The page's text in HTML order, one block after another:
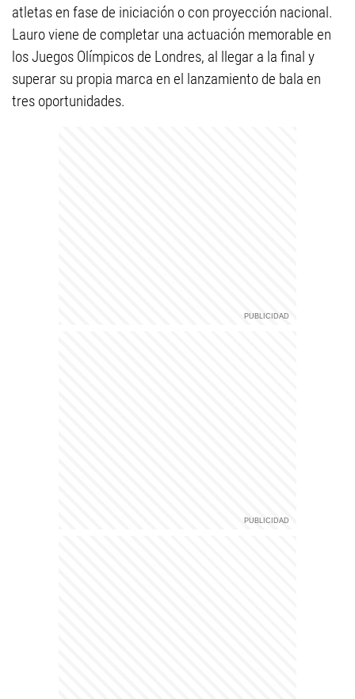
atletas en fase de iniciación o con proyección nacional.
Lauro viene de completar una actuación memorable en
los Juegos Olímpicos de Londres, al llegar a la final y
superar su propia marca en el lanzamiento de bala en
tres oportunidades.